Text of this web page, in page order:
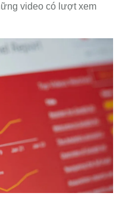
video có lượt xem